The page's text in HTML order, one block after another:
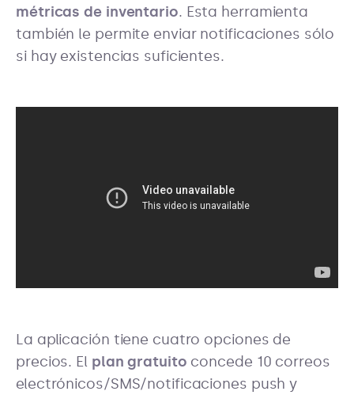
métricas de inventario. Esta herramienta
también le permite enviar notificaciones sólo
si hay existencias suficientes.
La aplicación tiene cuatro opciones de
precios. El plan gratuito concede 10 correos
electrónicos/SMS/notificaciones push y